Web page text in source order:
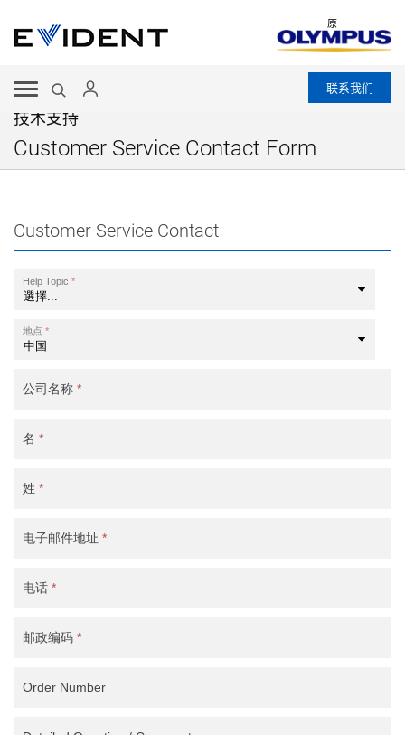
原
联系我们
技术支持
Customer Service Contact Form
Customer Service Contact
Help Topic *
地点 *
公司名称 *
名 *
姓 *
电子邮件地址 *
电话 *
邮政编码 *
Order Number